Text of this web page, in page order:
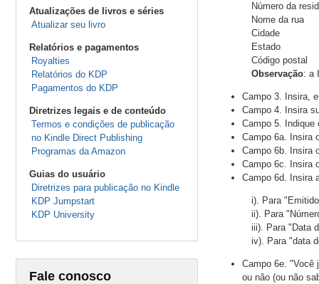
Atualizações de livros e séries
Atualizar seu livro
Relatórios e pagamentos
Royalties
Relatórios do KDP
Pagamentos do KDP
Diretrizes legais e de conteúdo
Termos e condições de publicação
no Kindle Direct Publishing
Programas da Amazon
Guias do usuário
Diretrizes para publicação no Kindle
KDP Jumpstart
KDP University
Fale conosco
Número da
Nome da rua
Cidade
Estado
Código
Observação: a
Campo 3. Insira,
Campo 4. Insira
Campo 5. Indique
Campo 6a. Insira
Campo 6b. Insira
Campo 6c. Insira
Campo 6d. Insira
i). Para
ii). Para
iii). Para "Data
iv). Para "data
Campo 6e. "Você
ou não (ou não